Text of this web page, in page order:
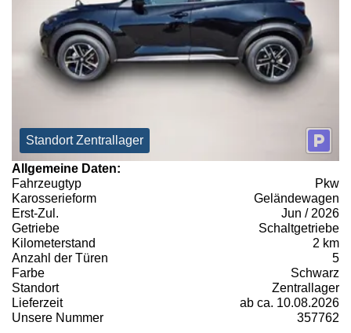
Standort Zentrallager
Allgemeine Daten:
Fahrzeugtyp
Pkw
Karosserieform
Geländewagen
Erst-Zul.
Jun / 2026
Getriebe
Schaltgetriebe
Kilometerstand
2 km
Anzahl der Türen
5
Farbe
Schwarz
Standort
Zentrallager
Lieferzeit
ab ca. 10.08.2026
Unsere Nummer
357762